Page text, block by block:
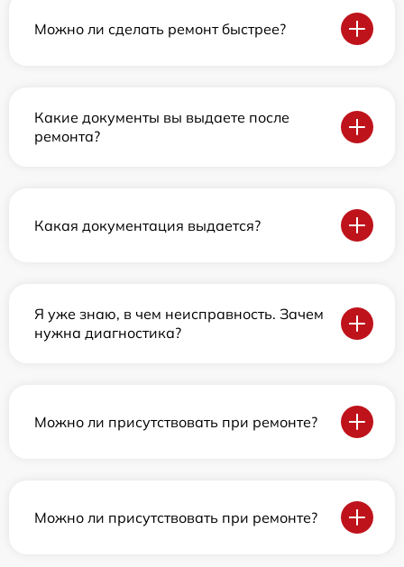
Можно ли сделать ремонт быстрее?
Какие документы вы выдаете после
ремонта?
Какая документация выдается?
Я уже знаю, в чем неисправность. Зачем
нужна диагностика?
Можно ли присутствовать при ремонте?
Можно ли присутствовать при ремонте?